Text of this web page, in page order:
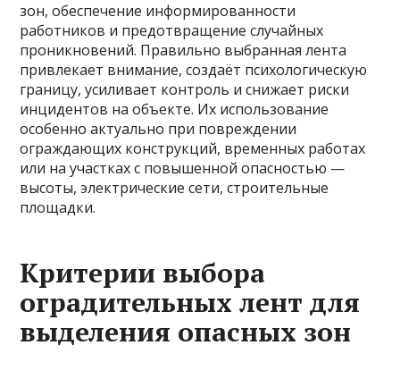
зон, обеспечение информированности
работников и предотвращение случайных
проникновений. Правильно выбранная лента
привлекает внимание, создаёт психологическую
границу, усиливает контроль и снижает риски
инцидентов на объекте. Их использование
особенно актуально при повреждении
ограждающих конструкций, временных работах
или на участках с повышенной опасностью —
высоты, электрические сети, строительные
площадки.
Критерии выбора
оградительных лент для
выделения опасных зон